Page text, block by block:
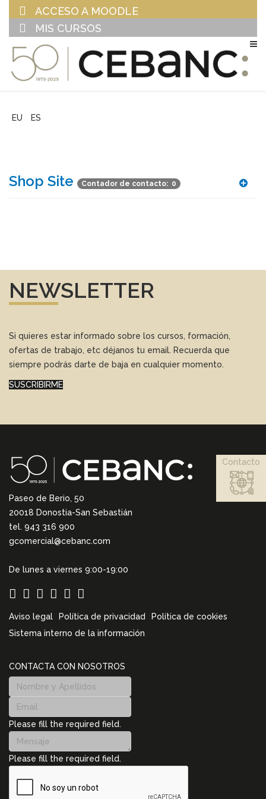
ACCESO A MOODLE
MIS CURSOS
EU ES
Shop Site Contador de contacto: 0
NEWSLETTER
Si quieres estar informado sobre los cursos, formación,
ofertas de trabajo, etc déjanos tu email. Recuerda que
siempre podrás darte de baja en cualquier momento.
SUSCRIBIRME
Paseo de Berio, 50
20018 Donostia-San Sebastián
tel. 943 316 900
gcomercial@cebanc.com
De lunes a viernes 9:00-19:00
Aviso legal Política de privacidad
Política de cookies
Sistema interno de la información
CONTACTA CON NOSOTROS
Please fill the required field.
Please fill the required field.
Contacto